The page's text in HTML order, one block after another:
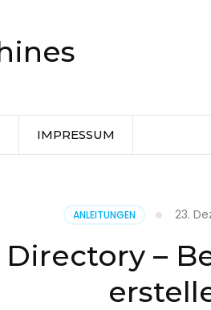
IMPRESSUM
ANLEITUNGEN 23.
–